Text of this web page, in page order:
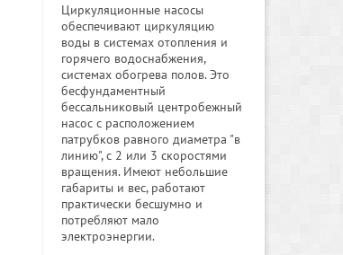
Циркуляционные насосы
обеспечивают циркуляцию
воды в системах отопления и
горячего водоснабжения,
системах обогрева полов. Это
бесфундаментный
бессальниковый центробежный
насос с расположением
патрубков равного диаметра "в
линию", с 2 или 3 скоростями
вращения. Имеют небольшие
габариты и вес, работают
практически бесшумно и
потребляют мало
электроэнергии.